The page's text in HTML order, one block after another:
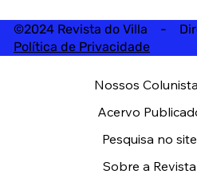
©2024 Revista do Villa -
Política de Privacidade
Nossos
Acervo
Pesquisa no site
Sobre a Revista